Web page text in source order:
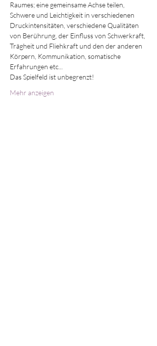
Raumes; eine gemeinsame Achse teilen,
Schwere und Leichtigkeit in verschiedenen
Druckintensitäten, verschiedene Qualitäten
von Berührung, der Einfluss von Schwerkraft,
Trägheit und Fliehkraft und den der anderen
Körpern, Kommunikation, somatische
Erfahrungen etc...
Das Spielfeld ist unbegrenzt!
Mehr anzeigen